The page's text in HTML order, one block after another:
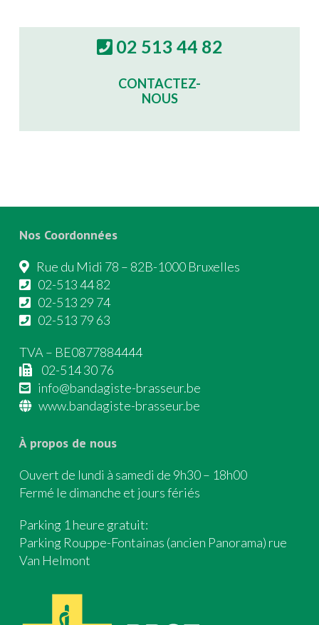
02 513 44 82
CONTACTEZ-
NOUS
Nos Coordonnées
Rue du Midi 78 – 82B-1000 Bruxelles
02-513 44 82
02-513 29 74
02-513 79 63
TVA – BE0877884444
02-514 30 76
info@bandagiste-brasseur.be
www.bandagiste-brasseur.be
À propos de nous
Ouvert de lundi à samedi de 9h30 – 18h00
Fermé le dimanche et jours fériés
Parking 1 heure gratuit:
Parking Rouppe-Fontainas (ancien Panorama) rue
Van Helmont